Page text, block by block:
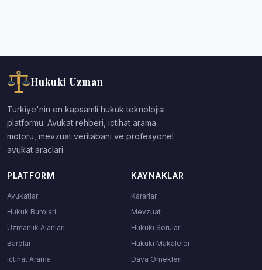
Hukuki Uzman
Turkiye'nin en kapsamli hukuk teknolojisi
platformu. Avukat rehberi, ictihat arama
motoru, mevzuat veritabani ve profesyonel
avukat araclari.
PLATFORM
Avukatlar
Hukuk Burolari
Uzmanlik Alanlari
Barolar
Ictihat Arama
KAYNAKLAR
Kararlar
Mevzuat
Hukuki Sorular
Hukuki Makaleler
Dava Ornekleri